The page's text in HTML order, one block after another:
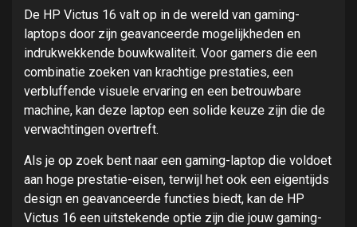
De HP Victus 16 valt op in de wereld van gaming-
laptops door zijn geavanceerde mogelijkheden en
indrukwekkende bouwkwaliteit. Voor gamers die een
combinatie zoeken van krachtige prestaties, een
verbluffende visuele ervaring en een betrouwbare
machine, kan deze laptop een solide keuze zijn die de
verwachtingen overtreft.
Als je op zoek bent naar een gaming-laptop die voldoet
aan hoge prestatie-eisen, terwijl het ook een eigentijds
design en geavanceerde functies biedt, kan de HP
Victus 16 een uitstekende optie zijn die jouw gaming-